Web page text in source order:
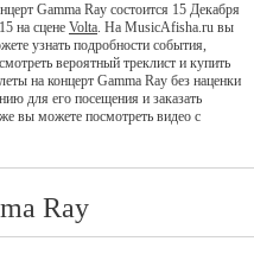
Gamma Ray состоится 15 Декабря
на сцене Volta. На MusicAfisha.ru вы
узнать подробности события,
вероятный треклист и купить
на концерт Gamma Ray без наценки
для его посещения и заказать
вы можете посмотреть видео с
Ray